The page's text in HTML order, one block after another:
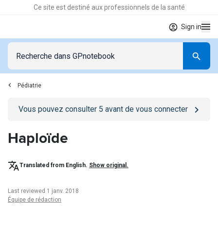
Ce site est destiné aux professionnels de la santé
Sign in
Pédiatrie
Go to/se-connecterpage
Vous pouvez consulter 5 avant de vous connecter
Haploïde
Translated from English. Show original.
Last reviewed 1 janv. 2018
Équipe de rédaction